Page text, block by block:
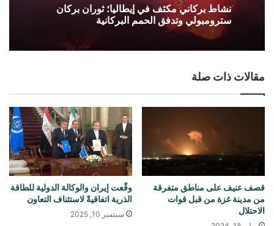
نشاط بركاني مكثف في إيطاليا؛ ثوران بركان
سترومبولي وتدفق الحمم البركانية
مقالات ذات صلة
قصف عنيف على مناطق متفرقة
من مدينة غزة من قبل قوات
الاحتلال
وقّعت إيران والوكالة الدولية للطاقة
الذرية اتفاقيةً لاستئناف التعاون
سبتمبر 10, 2025